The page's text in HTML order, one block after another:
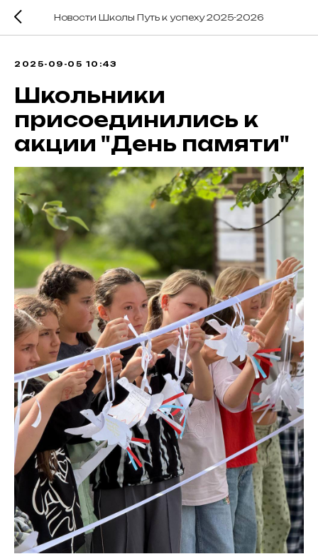
Новости Школы Путь к успеху 2025-2026
2025-09-05 10:43
Школьники
присоединились к
акции "День памяти"